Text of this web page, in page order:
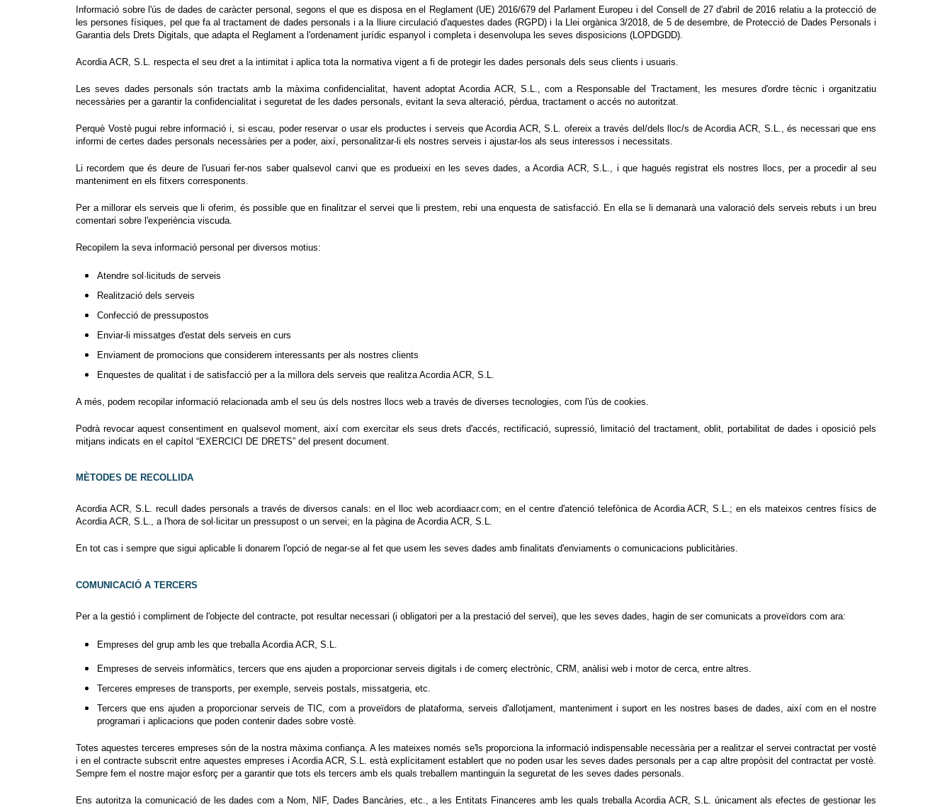
Informació sobre l'ús de dades de caràcter personal, segons el que es disposa en el Reglament (UE) 2016/679 del Parlament Europeu i del Consell de 27 d'abril de 2016 relatiu a la protecció de
les persones físiques, pel que fa al tractament de dades personals i a la lliure circulació d'aquestes dades (RGPD) i la Llei orgànica 3/2018, de 5 de desembre, de Protecció de Dades Personals i
Garantia dels Drets Digitals, que adapta el Reglament a l'ordenament jurídic espanyol i completa i desenvolupa les seves disposicions (LOPDGDD).
Acordia ACR, S.L. respecta el seu dret a la intimitat i aplica tota la normativa vigent a fi de protegir les dades personals dels seus clients i usuaris.
Les seves dades personals són tractats amb la màxima confidencialitat, havent adoptat Acordia ACR, S.L., com a Responsable del Tractament, les mesures d'ordre tècnic i organitzatiu
necessàries per a garantir la confidencialitat i seguretat de les dades personals, evitant la seva alteració, pèrdua, tractament o accés no autoritzat.
Perquè Vostè pugui rebre informació i, si escau, poder reservar o usar els productes i serveis que Acordia ACR, S.L. ofereix a través del/dels lloc/s de Acordia ACR, S.L., és necessari que ens
informi de certes dades personals necessàries per a poder, així, personalitzar-li els nostres serveis i ajustar-los als seus interessos i necessitats.
Li recordem que és deure de l'usuari fer-nos saber qualsevol canvi que es produeixi en les seves dades, a Acordia ACR, S.L., i que hagués registrat els nostres llocs, per a procedir al seu
manteniment en els fitxers corresponents.
Per a millorar els serveis que li oferim, és possible que en finalitzar el servei que li prestem, rebi una enquesta de satisfacció. En ella se li demanarà una valoració dels serveis rebuts i un breu
comentari sobre l'experiència viscuda.
Recopilem la seva informació personal per diversos motius:
Atendre sol·licituds de serveis
Realització dels serveis
Confecció de pressupostos
Enviar-li missatges d'estat dels serveis en curs
Enviament de promocions que considerem interessants per als nostres clients
Enquestes de qualitat i de satisfacció per a la millora dels serveis que realitza Acordia ACR, S.L.
A més, podem recopilar informació relacionada amb el seu ús dels nostres llocs web a través de diverses tecnologies, com l'ús de cookies.
Podrà revocar aquest consentiment en qualsevol moment, així com exercitar els seus drets d'accés, rectificació, supressió, limitació del tractament, oblit, portabilitat de dades i oposició pels
mitjans indicats en el capítol “EXERCICI DE DRETS” del present document.
MÈTODES DE RECOLLIDA
Acordia ACR, S.L. recull dades personals a través de diversos canals: en el lloc web acordiaacr.com; en el centre d'atenció telefònica de Acordia ACR, S.L.; en els mateixos centres físics de
Acordia ACR, S.L., a l'hora de sol·licitar un pressupost o un servei; en la pàgina de Acordia ACR, S.L.
En tot cas i sempre que sigui aplicable li donarem l'opció de negar-se al fet que usem les seves dades amb finalitats d'enviaments o comunicacions publicitàries.
COMUNICACIÓ A TERCERS
Per a la gestió i compliment de l'objecte del contracte, pot resultar necessari (i obligatori per a la prestació del servei), que les seves dades, hagin de ser comunicats a proveïdors com ara:
Empreses del grup amb les que treballa Acordia ACR, S.L.
Empreses de serveis informàtics, tercers que ens ajuden a proporcionar serveis digitals i de comerç electrònic, CRM, anàlisi web i motor de cerca, entre altres.
Terceres empreses de transports, per exemple, serveis postals, missatgeria, etc.
Tercers que ens ajuden a proporcionar serveis de TIC, com a proveïdors de plataforma, serveis d'allotjament, manteniment i suport en les nostres bases de dades, així com en el nostre
programari i aplicacions que poden contenir dades sobre vostè.
Totes aquestes terceres empreses són de la nostra màxima confiança. A les mateixes només se'ls proporciona la informació indispensable necessària per a realitzar el servei contractat per vostè
i en el contracte subscrit entre aquestes empreses i Acordia ACR, S.L. està explícitament establert que no poden usar les seves dades personals per a cap altre propòsit del contractat per vostè.
Sempre fem el nostre major esforç per a garantir que tots els tercers amb els quals treballem mantinguin la seguretat de les seves dades personals.
Ens autoritza la comunicació de les dades com a Nom, NIF, Dades Bancàries, etc., a les Entitats Financeres amb les quals treballa Acordia ACR, S.L. únicament als efectes de gestionar les